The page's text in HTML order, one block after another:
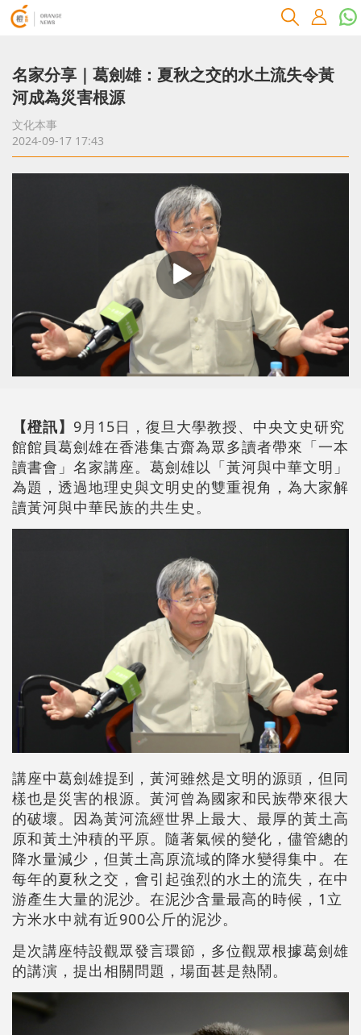
名家分享｜葛劍雄：夏秋之交的水土流失令黃
河成為災害根源
文化本事
2024-09-17 17:43
【橙訊】 9月15日，復旦大學教授、中央文史研究
館館員葛劍雄在香港集古齋為眾多讀者帶來「一本
讀書會」名家講座。葛劍雄以「黃河與中華文明」
為題，透過地理史與文明史的雙重視角，為大家解
讀黃河與中華民族的共生史。
講座中葛劍雄提到，黃河雖然是文明的源頭，但同
樣也是災害的根源。黃河曾為國家和民族帶來很大
的破壞。因為黃河流經世界上最大、最厚的黃土高
原和黃土沖積的平原。隨著氣候的變化，儘管總的
降水量減少，但黃土高原流域的降水變得集中。在
每年的夏秋之交，會引起強烈的水土的流失，在中
游產生大量的泥沙。在泥沙含量最高的時候，1立
方米水中就有近900公斤的泥沙。
是次講座特設觀眾發言環節，多位觀眾根據葛劍雄
的講演，提出相關問題，場面甚是熱鬧。